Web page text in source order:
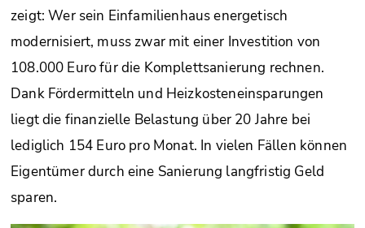
zeigt: Wer sein Einfamilienhaus energetisch
modernisiert, muss zwar mit einer Investition von
108.000 Euro für die Komplettsanierung rechnen.
Dank Fördermitteln und Heizkosteneinsparungen
liegt die finanzielle Belastung über 20 Jahre bei
lediglich 154 Euro pro Monat. In vielen Fällen können
Eigentümer durch eine Sanierung langfristig Geld
sparen.